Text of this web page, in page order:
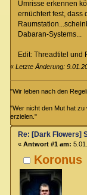
Umrisse erkennen
ernüchtert fest, dass
Dabaran-Systems...
Edit: Threadtitel und
«Letzte Änderung:
"Wir leben nach den
"Wer nicht den Mut hat zu
erzielen."
Koronus
Re: [Dark Flowers]
« Antwort #1 am: